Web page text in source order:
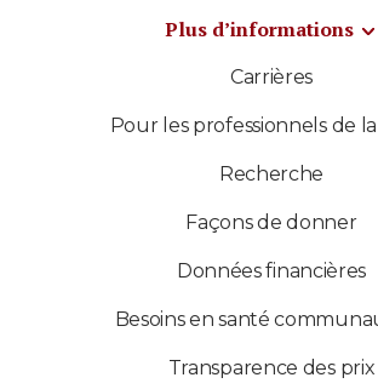
Plus d’informations
Carrières
Pour les professionnels de
Recherche
Façons de donner
Données financières
Besoins en santé
Transparence des prix